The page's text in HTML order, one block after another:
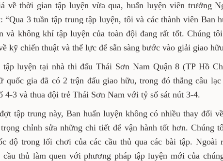
về thời gian tập luyện vừa qua, huấn luyện viên trưởng
“Qua 3 tuần tập trung tập luyện, tôi và các thành viên Ban
và không khí tập luyện của toàn đội đang rất tốt. Chúng
kỹ chiến thuật và thể lực để sẵn sàng bước vào giải giao
tập luyện tại nhà thi đấu Thái Sơn Nam Quận 8 (TP Hồ
quốc gia đã có 2 trận đấu giao hữu, trong đó thắng câu
4-3 và thua đội trẻ Thái Sơn Nam với tỷ số sát nút 3-4.
tập trung này, Ban huấn luyện không có nhiều thay đổi
chỉnh sửa những chi tiết để vận hành tốt hơn. Chúng
độ trong lối chơi của các cầu thủ qua các bài tập. Ngoài
cầu thủ làm quen với phương pháp tập luyện mới của